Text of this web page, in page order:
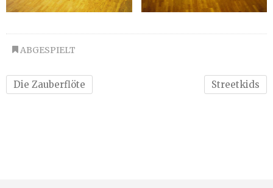
ABGESPIELT
Die Zauberflöte Streetkids